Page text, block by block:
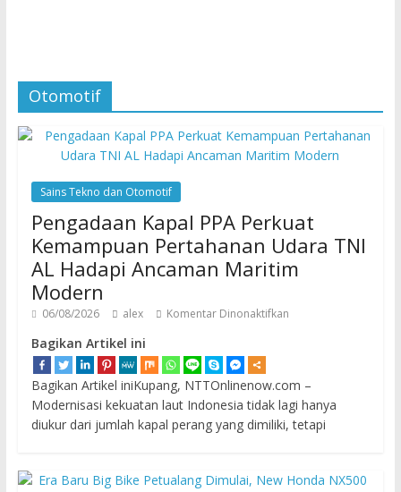
Otomotif
Sains Tekno dan Otomotif
Pengadaan Kapal PPA Perkuat
Kemampuan Pertahanan Udara TNI
AL Hadapi Ancaman Maritim
Modern
06/08/2026 alex Komentar Dinonaktifkan
Bagikan Artikel ini
Bagikan Artikel iniKupang, NTTOnlinenow.com –
Modernisasi kekuatan laut Indonesia tidak lagi hanya
diukur dari jumlah kapal perang yang dimiliki, tetapi